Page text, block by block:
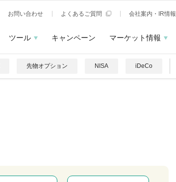
お問い合わせ よくあるご質問 会社案内・IR情報
ツール キャンペーン マーケット情報
先物オプション NISA iDeCo